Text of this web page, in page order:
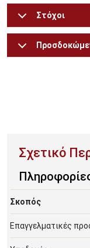
Στόχοι
Σκοπός
Επαγγελματικές